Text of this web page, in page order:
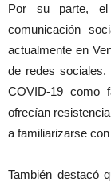
Por su parte, el
comunicación
actualmente en
de redes
COVID-19 como
ofrecían
a familiarizarse
También destacó